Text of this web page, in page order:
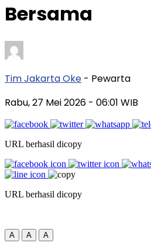
Bersama
Tim Jakarta Oke - Pewarta
Rabu, 27 Mei 2026 - 06:01 WIB
URL berhasil dicopy
URL berhasil dicopy
A A A